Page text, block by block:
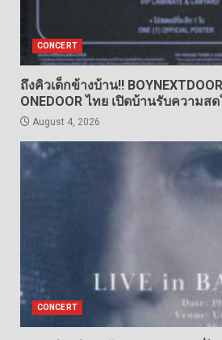
CONCERT
ถึงคิวเด็กข้างบ้าน!!
ONEDOOR ไทย เปิดบ้านรับความส
August 4, 2026
CONCERT